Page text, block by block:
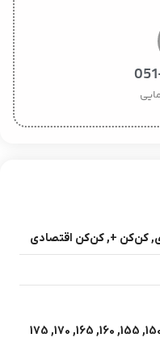
,کن‌کن +,کن‌کن اقتصادی
,
155
,
160
,
165
,
170
,
175